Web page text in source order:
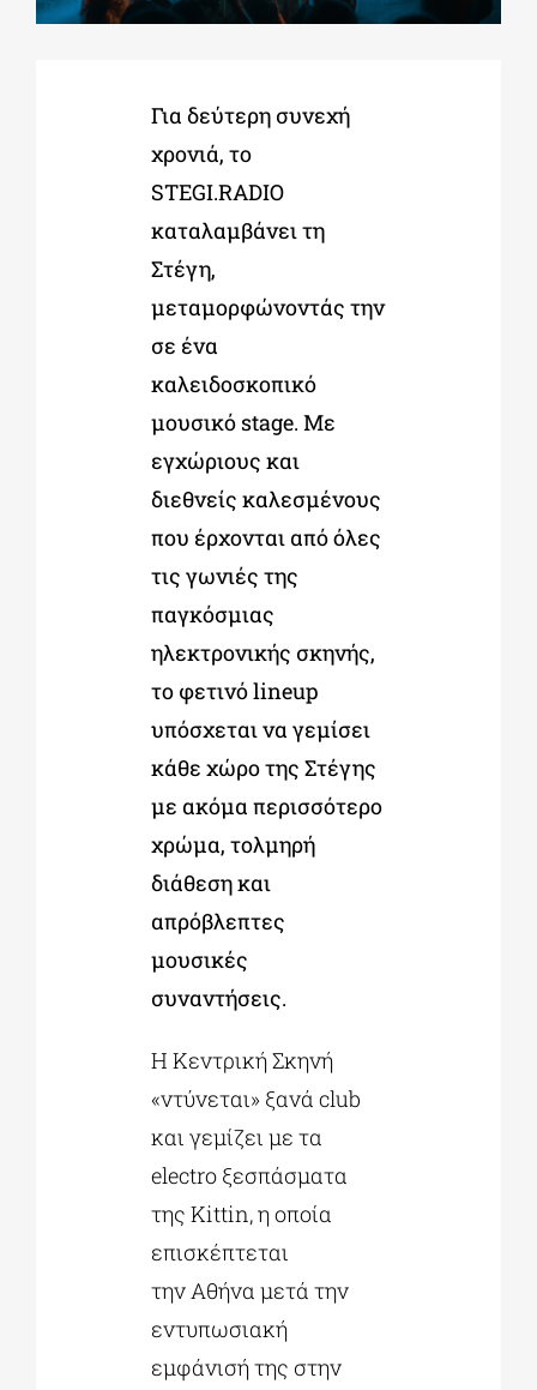
ΕΚΠΑΙΔΕΥΤΙΚΑ ΙΔΡΥΜΑΤΑ
ΠΟΛΙΤΙΣΤΙΚΟΙ ΦΟΡΕΙΣ
Για δεύτερη συνεχή
χρονιά, το
STEGI.RADIO
καταλαμβάνει τη
Στέγη,
μεταμορφώνοντάς την
σε ένα
καλειδοσκοπικό
μουσικό stage. Με
εγχώριους και
διεθνείς καλεσμένους
που έρχονται από όλες
τις γωνιές της
παγκόσμιας
ηλεκτρονικής σκηνής,
το φετινό lineup
υπόσχεται να γεμίσει
κάθε χώρο της Στέγης
με ακόμα περισσότερο
χρώμα, τολμηρή
διάθεση και
απρόβλεπτες
μουσικές
συναντήσεις.
Η Κεντρική Σκηνή
«ντύνεται» ξανά club
και γεμίζει με τα
electro ξεσπάσματα
της Kittin, η οποία
επισκέπτεται
την Αθήνα μετά την
εντυπωσιακή
εμφάνισή της στην